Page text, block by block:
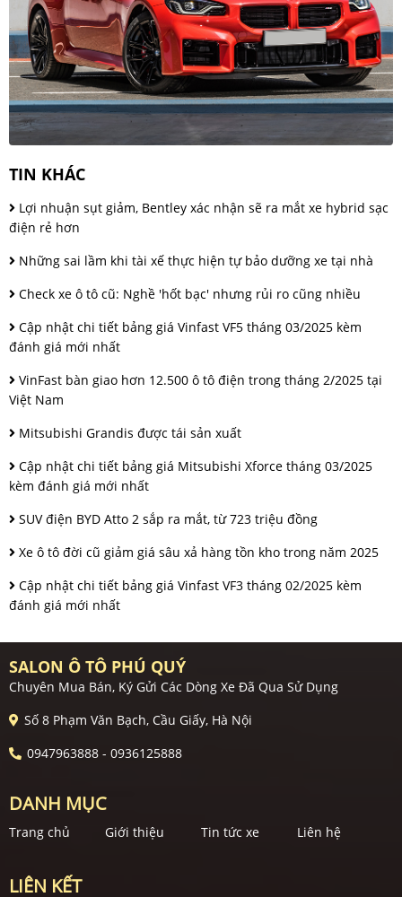
TIN KHÁC
Lợi nhuận sụt giảm, Bentley xác nhận sẽ ra mắt xe hybrid sạc
điện rẻ hơn
Những sai lầm khi tài xế thực hiện tự bảo dưỡng xe tại nhà
Check xe ô tô cũ: Nghề 'hốt bạc' nhưng rủi ro cũng nhiều
Cập nhật chi tiết bảng giá Vinfast VF5 tháng 03/2025 kèm
đánh giá mới nhất
VinFast bàn giao hơn 12.500 ô tô điện trong tháng 2/2025 tại
Việt Nam
Mitsubishi Grandis được tái sản xuất
Cập nhật chi tiết bảng giá Mitsubishi Xforce tháng 03/2025
kèm đánh giá mới nhất
SUV điện BYD Atto 2 sắp ra mắt, từ 723 triệu đồng
Xe ô tô đời cũ giảm giá sâu xả hàng tồn kho trong năm 2025
Cập nhật chi tiết bảng giá Vinfast VF3 tháng 02/2025 kèm
đánh giá mới nhất
SALON Ô TÔ PHÚ QUÝ
Chuyên Mua Bán, Ký Gửi Các Dòng Xe Đã Qua Sử Dụng
Số 8 Phạm Văn Bạch, Cầu Giấy, Hà Nội
0947963888 - 0936125888
DANH MỤC
Trang chủ Giới thiệu Tin tức xe Liên hệ
LIÊN KẾT